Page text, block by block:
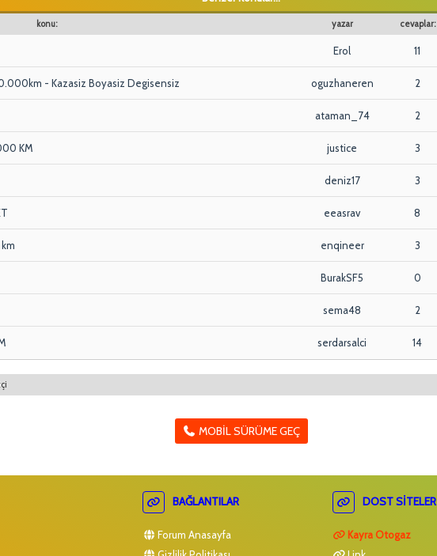
konu: yazar cevaplar:
Erol 11
- Kazasiz Boyasiz Degisensiz oguzhaneren 2
ataman_74 2
KM justice 3
deniz17 3
eeasrav 8
enqineer 3
BurakSF5 0
sema48 2
serdarsalci 14
MOBIL SÜRÜME GEÇ
BAĞLANTILAR
Forum Anasayfa
DOST SITELER
Kayra Otogaz